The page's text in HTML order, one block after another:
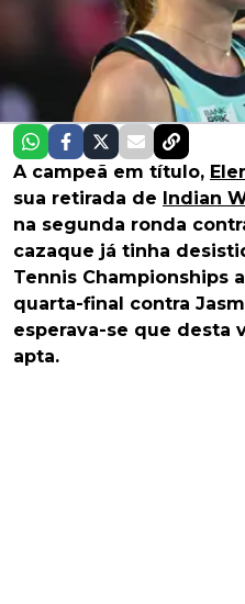
A campeã em título,
sua retirada de Indian
na segunda ronda
cazaque já tinha
Tennis Championships
quarta-final contra
esperava-se que desta
apta.